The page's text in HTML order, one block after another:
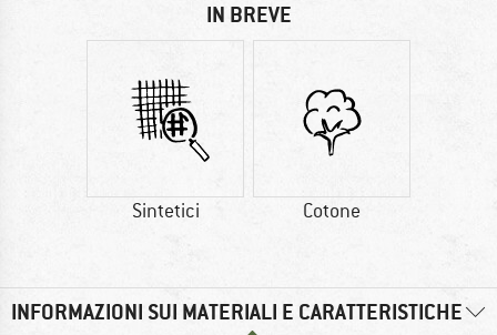
IN BREVE
Sintetici Cotone
INFORMAZIONI SUI MATERIALI E CARATTERISTICHE